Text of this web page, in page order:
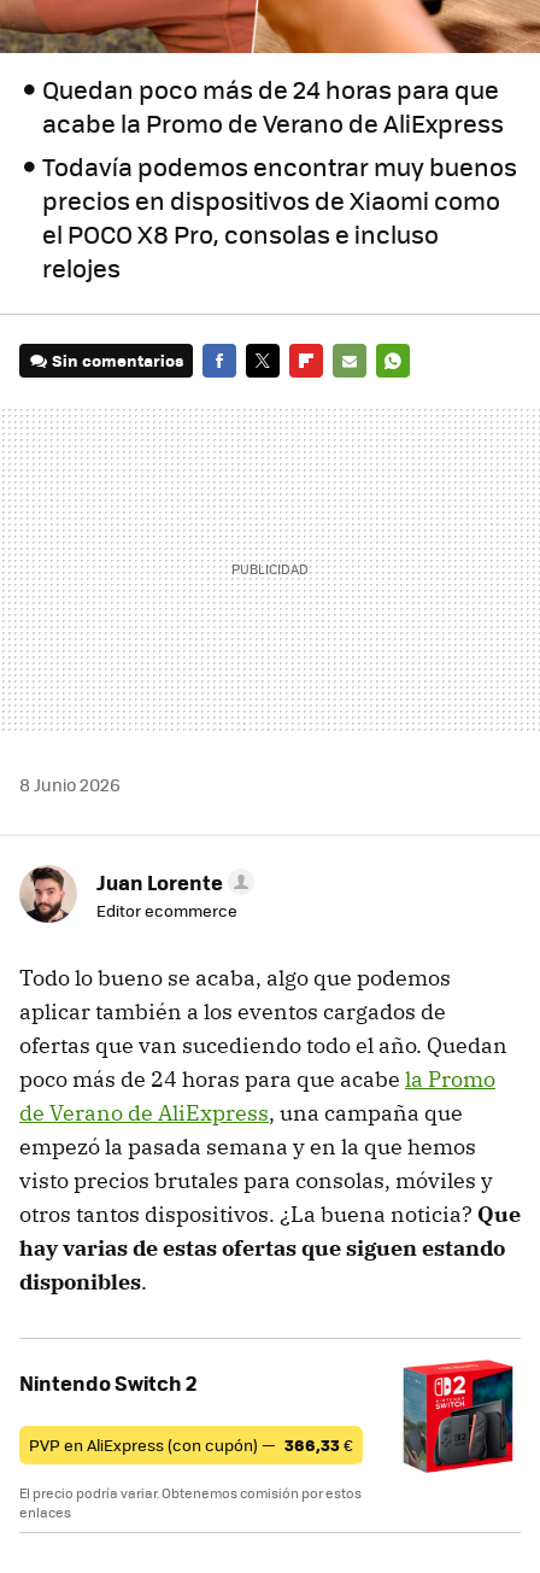
Quedan poco más de 24 horas para que
acabe la Promo de Verano de AliExpress
Todavía podemos encontrar muy buenos
precios en dispositivos de Xiaomi como
el POCO X8 Pro, consolas e incluso
relojes
Sin comentarios
MAIL
8 Junio 2026
Juan Lorente
Editor ecommerce
Todo lo bueno se acaba, algo que podemos
aplicar también a los eventos cargados de
ofertas que van sucediendo todo el año. Quedan
poco más de 24 horas para que acabe la Promo
de Verano de AliExpress, una campaña que
empezó la pasada semana y en la que hemos
visto precios brutales para consolas, móviles y
otros tantos dispositivos. ¿La buena noticia? Que
hay varias de estas ofertas que siguen estando
disponibles.
Nintendo Switch 2
PVP en AliExpress (con cupón) — 366,33€
El precio podría variar. Obtenemos comisión por estos
enlaces